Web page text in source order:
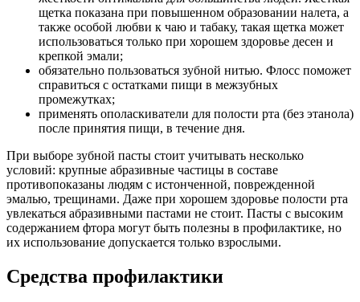
щетка показана при повышенном образовании налета, а
также особой любви к чаю и табаку, такая щетка может
использоваться только при хорошем здоровье десен и
крепкой эмали;
обязательно пользоваться зубной нитью. Флосс поможет
справиться с остатками пищи в межзубных
промежутках;
применять ополаскиватели для полости рта (без этанола)
после принятия пищи, в течение дня.
При выборе зубной пасты стоит учитывать несколько
условий: крупные абразивные частицы в составе
противопоказаны людям с истонченной, поврежденной
эмалью, трещинами. Даже при хорошем здоровье полости рта
увлекаться абразивными пастами не стоит. Пасты с высоким
содержанием фтора могут быть полезны в профилактике, но
их использование допускается только взрослыми.
Средства профилактики